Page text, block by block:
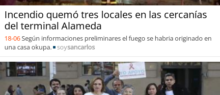
Incendio quemó tres locales en las cercanías
del terminal Alameda
18-06Según informaciones preliminares el fuego se habria originado en
una casa okupa.
soysancarlos